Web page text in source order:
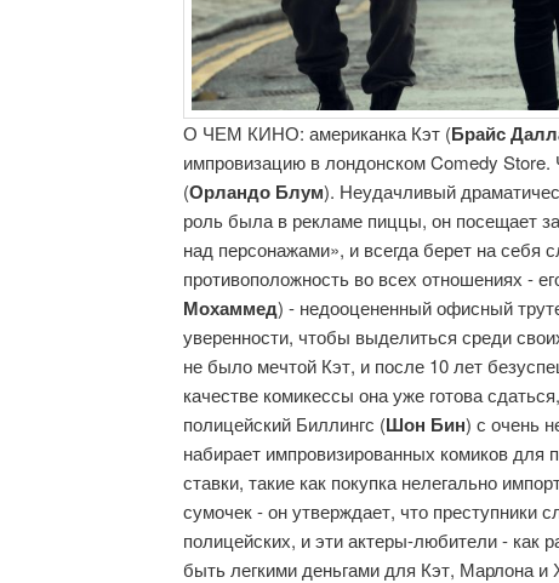
О ЧЕМ КИНО: американка Кэт (Брайс
импровизацию в лондонском Comedy
(Орландо Блум). Неудачливый
роль была в рекламе пиццы, он посещает
над персонажами», и всегда берет на себя
противоположность во всех отношениях -
Мохаммед) - недооцененный офисный
уверенности, чтобы выделиться среди
не было мечтой Кэт, и после 10 лет
качестве комикессы она уже готова
полицейский Биллингс (Шон Бин) с очень
набирает импровизированных комиков
ставки, такие как покупка нелегально
сумочек - он утверждает, что преступники
полицейских, и эти актеры-любители - как
быть легкими деньгами для Кэт, Марлона